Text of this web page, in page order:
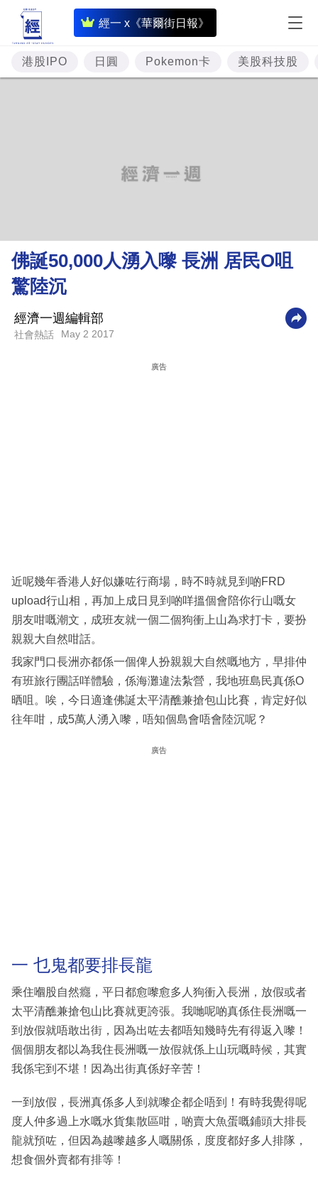
經一 x《華爾街日報》
即
時
財
經
理
財
業
科
港股IPO 日圓 Pokemon卡 美股科技股
佛誕50,000人湧入嚟 長洲 居民O咀
驚陸沉
經濟一週編輯部
社會熱話 May 2 2017
廣告
近呢幾年香港人好似嫌咗行商場，時不時就見到啲FRD
upload行山相，再加上成日見到啲咩搵個會陪你行山嘅女
朋友咁嘅潮文，成班友就一個二個狗衝上山為求打卡，要扮
親親大自然咁話。
我家門口長洲亦都係一個俾人扮親親大自然嘅地方，早排仲
有班旅行團話咩體驗，係海灘違法紮營，我地班島民真係O
晒咀。唉，今日適逢佛誕太平清醮兼搶包山比賽，肯定好似
往年咁，成5萬人湧入嚟，唔知個島會唔會陸沉呢？
廣告
一 乜鬼都要排長龍
乘住嗰股自然癮，平日都愈嚟愈多人狗衝入長洲，放假或者
太平清醮兼搶包山比賽就更誇張。我哋呢啲真係住長洲嘅一
到放假就唔敢出街，因為出咗去都唔知幾時先有得返入嚟！
個個朋友都以為我住長洲嘅一放假就係上山玩嘅時候，其實
我係宅到不堪！因為出街真係好辛苦！
一到放假，長洲真係多人到就嚟企都企唔到！有時我覺得呢
度人仲多過上水嘅水貨集散區咁，啲賣大魚蛋嘅鋪頭大排長
龍就預咗，但因為越嚟越多人嘅關係，度度都好多人排隊，
想食個外賣都有排等！